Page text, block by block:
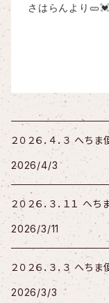
さはらんより🥒💓
２０２６．
2026/4/3
２０２６
2026/3/11
２０２６．
2026/3/3